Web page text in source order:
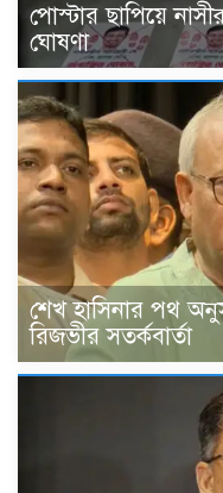
পোস্টার ছাপিয়ে
ঘোষণা
শেখ হাসিনার পথ
রিজভীর সতর্কবার্তা